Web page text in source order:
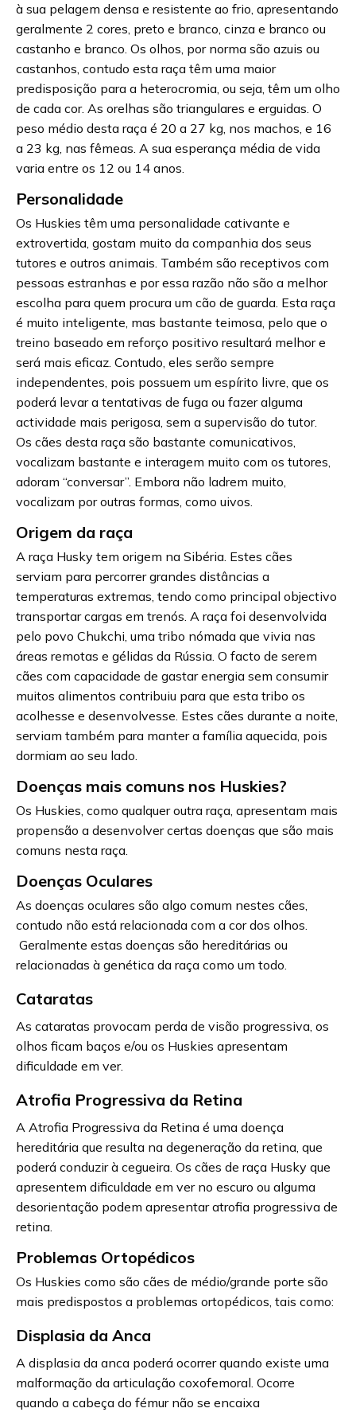
à sua pelagem densa e resistente ao frio, apresentando
geralmente 2 cores, preto e branco, cinza e branco ou
castanho e branco. Os olhos, por norma são azuis ou
castanhos, contudo esta raça têm uma maior
predisposição para a heterocromia, ou seja, têm um olho
de cada cor. As orelhas são triangulares e erguidas. O
peso médio desta raça é 20 a 27 kg, nos machos, e 16
a 23 kg, nas fêmeas. A sua esperança média de vida
varia entre os 12 ou 14 anos.
Personalidade
Os Huskies têm uma personalidade cativante e
extrovertida, gostam muito da companhia dos seus
tutores e outros animais. Também são receptivos com
pessoas estranhas e por essa razão não são a melhor
escolha para quem procura um cão de guarda. Esta raça
é muito inteligente, mas bastante teimosa, pelo que o
treino baseado em reforço positivo resultará melhor e
será mais eficaz. Contudo, eles serão sempre
independentes, pois possuem um espírito livre, que os
poderá levar a tentativas de fuga ou fazer alguma
actividade mais perigosa, sem a supervisão do tutor.
Os cães desta raça são bastante comunicativos,
vocalizam bastante e interagem muito com os tutores,
adoram “conversar”. Embora não ladrem muito,
vocalizam por outras formas, como uivos.
Origem da raça
A raça Husky tem origem na Sibéria. Estes cães
serviam para percorrer grandes distâncias a
temperaturas extremas, tendo como principal objectivo
transportar cargas em trenós. A raça foi desenvolvida
pelo povo Chukchi, uma tribo nómada que vivia nas
áreas remotas e gélidas da Rússia. O facto de serem
cães com capacidade de gastar energia sem consumir
muitos alimentos contribuiu para que esta tribo os
acolhesse e desenvolvesse. Estes cães durante a noite,
serviam também para manter a família aquecida, pois
dormiam ao seu lado.
Doenças mais comuns nos Huskies?
Os Huskies, como qualquer outra raça, apresentam mais
propensão a desenvolver certas doenças que são mais
comuns nesta raça.
Doenças Oculares
As doenças oculares são algo comum nestes cães,
contudo não está relacionada com a cor dos olhos.
Geralmente estas doenças são hereditárias ou
relacionadas à genética da raça como um todo.
Cataratas
As cataratas provocam perda de visão progressiva, os
olhos ficam baços e/ou os Huskies apresentam
dificuldade em ver.
Atrofia Progressiva da Retina
A Atrofia Progressiva da Retina é uma doença
hereditária que resulta na degeneração da retina, que
poderá conduzir à cegueira. Os cães de raça Husky que
apresentem dificuldade em ver no escuro ou alguma
desorientação podem apresentar atrofia progressiva de
retina.
Problemas Ortopédicos
Os Huskies como são cães de médio/grande porte são
mais predispostos a problemas ortopédicos, tais como:
Displasia da Anca
A displasia da anca poderá ocorrer quando existe uma
malformação da articulação coxofemoral. Ocorre
quando a cabeça do fémur não se encaixa